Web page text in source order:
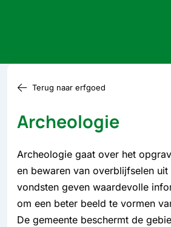
Terug naar erfgoed
Archeologie
Archeologie gaat over het
en bewaren van overblijfselen
vondsten geven waardevolle
om een beter beeld te vormen
De gemeente beschermt de